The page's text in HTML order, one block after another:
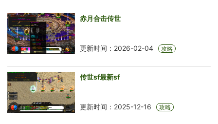
赤月合击传世
更新时间：2026-02-04 攻略
传世sf最新sf
更新时间：2025-12-16 攻略